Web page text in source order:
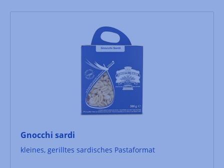
Gnocchi sardi
kleines, gerilltes sardisches Pastaformat